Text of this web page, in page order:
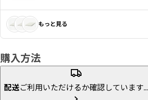
もっと見る
購入方法
配送ご利用いただけるか確認しています...